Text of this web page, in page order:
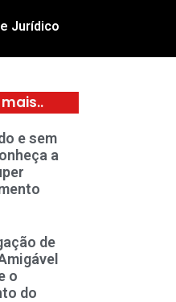
Jurídico
e sem
a
de
o
do